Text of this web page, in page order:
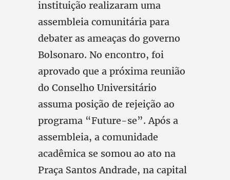
instituição realizaram uma
assembleia comunitária para
debater as ameaças do governo
Bolsonaro. No encontro, foi
aprovado que a próxima reunião
do Conselho Universitário
assuma posição de rejeição ao
programa “Future-se”. Após a
assembleia, a comunidade
acadêmica se somou ao ato na
Praça Santos Andrade, na capital